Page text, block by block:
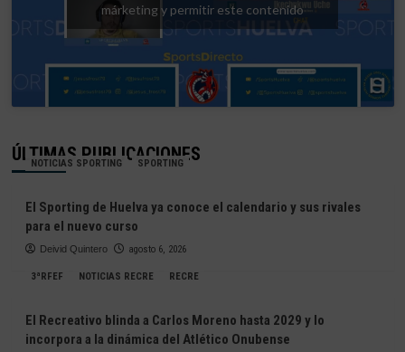
márketing y permitir este contenido
ÚLTIMAS PUBLICACIONES
NOTICIAS SPORTING SPORTING
El Sporting de Huelva ya conoce el calendario y sus rivales
para el nuevo curso
Deivid Quintero agosto 6, 2026
3ªRFEF NOTICIAS RECRE RECRE
El Recreativo blinda a Carlos Moreno hasta 2029 y lo
incorpora a la dinámica del Atlético Onubense